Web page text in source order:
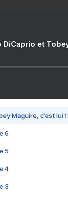
DiCaprio et
Maguire, c'est lui
6
5
4
3